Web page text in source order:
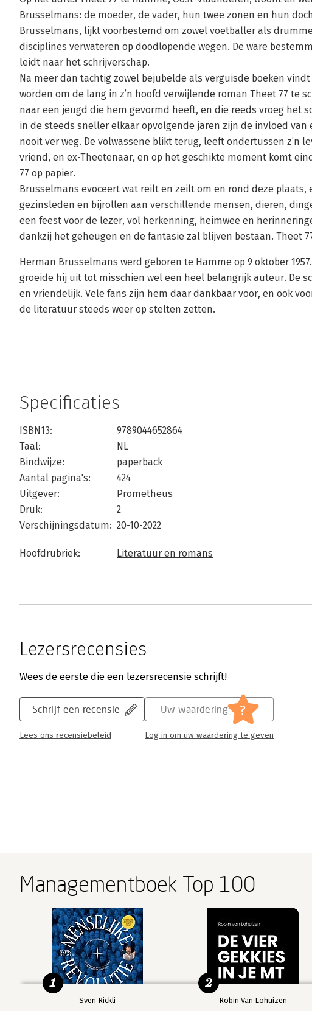
Brusselmans: de moeder, de vader, hun twee zonen en hun
Brusselmans, lijkt voorbestemd om zowel voetballer als
disciplines verwateren op doodlopende wegen. De ware
leidt naar het schrijverschap.
Na meer dan tachtig zowel bejubelde als verguisde boeken
worden om de lang in z’n hoofd verwijlende roman Theet 77 te
naar een jeugd die hem gevormd heeft, en die reeds vroeg het
in de steeds sneller elkaar opvolgende jaren zijn de invloed van
nooit ver weg. De volwassene blikt terug, leeft ondertussen z’n
vriend, en ex-Theetenaar, en op het geschikte moment komt
77 op papier.
Brusselmans evoceert wat reilt en zeilt om en rond deze
gezinsleden en bijrollen aan verschillende mensen, dieren,
een feest voor de lezer, vol herkenning, heimwee en
dankzij het geheugen en de fantasie zal blijven bestaan. Theet
Herman Brusselmans werd geboren te Hamme op 9 oktober
groeide hij uit tot misschien wel een heel belangrijk auteur. De
en vriendelijk. Vele fans zijn hem daar dankbaar voor, en ook
de literatuur steeds weer op stelten zetten.
Specificaties
ISBN13:
9789044652864
Taal:
NL
Bindwijze:
paperback
Aantal pagina's:
424
Uitgever:
Prometheus
Druk:
2
Verschijningsdatum: 20-10-2022
Hoofdrubriek: Literatuur en romans
Lezersrecensies
Wees de eerste die een lezersrecensie schrijft!
Schrijf een recensie
Lees ons recensiebeleid
Uw waardering ?
Log in om uw waardering te geven
Managementboek Top 100
Sven Rickli
1
Robin Van Lohuizen
2